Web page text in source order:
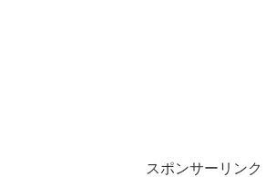
スポンサーリンク